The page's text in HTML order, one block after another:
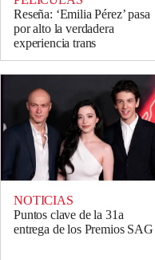
Reseña: ‘Emilia Pérez’ pasa
por alto la verdadera
experiencia trans
NOTICIAS
Puntos clave de la 31a
entrega de los Premios SAG